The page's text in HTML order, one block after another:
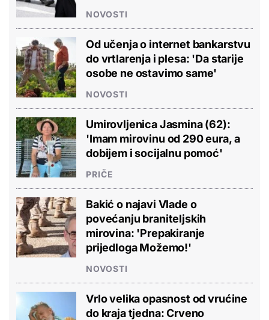
NOVOSTI
Od učenja o internet bankarstvu
do vrtlarenja i plesa: 'Da starije
osobe ne ostavimo same'
NOVOSTI
Umirovljenica Jasmina (62):
'Imam mirovinu od 290 eura, a
dobijem i socijalnu pomoć'
PRIČE
Bakić o najavi Vlade o
povećanju braniteljskih
mirovina: 'Prepakiranje
prijedloga Možemo!'
NOVOSTI
Vrlo velika opasnost od vrućine
do kraja tjedna: Crveno